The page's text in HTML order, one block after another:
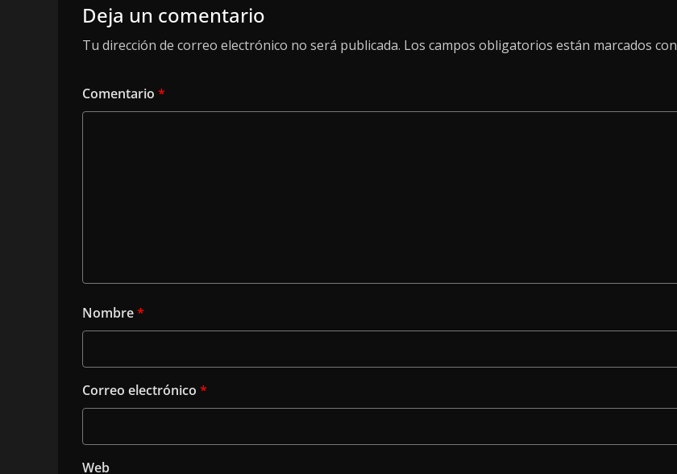
Deja un comentario
Tu dirección de correo electrónico no será publicada. Los campos obligatorios están marcados con
Comentario *
Nombre*
Correo electrónico *
Web